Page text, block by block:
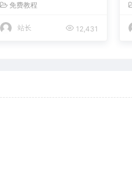
（电子书+视频+图文）
免费教程
站长 12,431